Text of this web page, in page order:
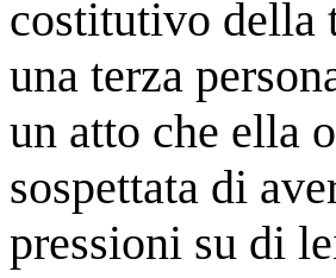
costitutivo della
una terza
un atto che ella
sospettata di
pressioni su di